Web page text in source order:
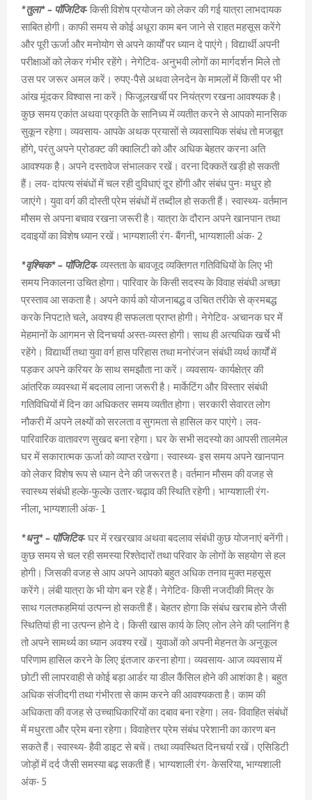
*तुला* – पॉजिटिव-किसी विशेष प्रयोजन को लेकर की गई यात्रा लाभदायक
साबित होगी। काफी समय से कोई अधूरा काम बन जाने से राहत महसूस करेंगे
और पूरी ऊर्जा और मनोयोग से अपने कार्यों पर ध्यान दे पाएंगे। विद्यार्थी अपनी
परीक्षाओं को लेकर गंभीर रहेंगे। नेगेटिव- अनुभवी लोगों का मार्गदर्शन मिले तो
उस पर जरूर अमल करें। रुपए-पैसे अथवा लेनदेन के मामलों में किसी पर भी
आंख मूंदकर विश्वास ना करें। फिजूलखर्ची पर नियंत्रण रखना आवश्यक है।
कुछ समय एकांत अथवा प्रकृति के सानिध्य में व्यतीत करने से आपको मानसिक
सुकून रहेगा। व्यवसाय- आपके अथक प्रयासों से व्यवसायिक संबंध तो मजबूत
होंगे, परंतु अपने प्रोडक्ट की क्वालिटी को और अधिक बेहतर करना अति
आवश्यक है। अपने दस्तावेज संभालकर रखें। वरना दिक्कतें खड़ी हो सकती
हैं। लव- दांपत्य संबंधों में चल रही दुविधाएं दूर होंगी और संबंध पुनः मधुर हो
जाएंगे। युवा वर्ग की दोस्ती प्रेम संबंधों में तब्दील हो सकती हैं। स्वास्थ्य- वर्तमान
मौसम से अपना बचाव रखना जरूरी है। यात्रा के दौरान अपने खानपान तथा
दवाइयों का विशेष ध्यान रखें। भाग्यशाली रंग- बैंगनी, भाग्यशाली अंक- 2
*वृश्चिक* – पॉजिटिव-व्यस्तता के बावजूद व्यक्तिगत गतिविधियों के लिए भी
समय निकालना उचित होगा। पारिवार के किसी सदस्य के विवाह संबंधी अच्छा
प्रस्ताव आ सकता है। अपने कार्य को योजनाबद्ध व उचित तरीके से क्रमबद्ध
करके निपटाते चले, अवश्य ही सफलता प्राप्त होगी। नेगेटिव- अचानक घर में
मेहमानों के आगमन से दिनचर्या अस्त-व्यस्त होगी। साथ ही अत्यधिक खर्चे भी
रहेंगे। विद्यार्थी तथा युवा वर्ग हास परिहास तथा मनोरंजन संबंधी व्यर्थ कार्यों में
पड़कर अपने करियर के साथ समझौता ना करें। व्यवसाय- कार्यक्षेत्र की
आंतरिक व्यवस्था में बदलाव लाना जरूरी है। मार्केटिंग और विस्तार संबंधी
गतिविधियों में दिन का अधिकतर समय व्यतीत होगा। सरकारी सेवारत लोग
नौकरी में अपने लक्ष्यों को सरलता व सुगमता से हासिल कर पाएंगे। लव-
पारिवारिक वातावरण सुखद बना रहेगा। घर के सभी सदस्यो का आपसी तालमेल
घर में सकारात्मक ऊर्जा को व्याप्त रखेगा। स्वास्थ्य- इस समय अपने खानपान
को लेकर विशेष रूप से ध्यान देने की जरूरत है। वर्तमान मौसम की वजह से
स्वास्थ्य संबंधी हल्के-फुल्के उतार-चढ़ाव की स्थिति रहेगी। भाग्यशाली रंग-
नीला, भाग्यशाली अंक- 1
*धनु* – पॉजिटिव-घर में रखरखाव अथवा बदलाव संबंधी कुछ योजनाएं बनेंगी।
कुछ समय से चल रही समस्या रिश्तेदारों तथा परिवार के लोगों के सहयोग से हल
होगी। जिसकी वजह से आप अपने आपको बहुत अधिक तनाव मुक्त महसूस
करेंगे। लंबी यात्रा के भी योग बन रहे हैं। नेगेटिव- किसी नजदीकी मित्र के
साथ गलतफहमियां उत्पन्न हो सकती हैं। बेहतर होगा कि संबंध खराब होने जैसी
स्थितियां ही ना उत्पन्न होने दे। किसी खास कार्य के लिए लोन लेने की प्लानिंग है
तो अपने सामर्थ्य का ध्यान अवश्य रखें। युवाओं को अपनी मेहनत के अनुकूल
परिणाम हासिल करने के लिए इंतजार करना होगा। व्यवसाय- आज व्यवसाय में
छोटी सी लापरवाही से कोई बड़ा आर्डर या डील कैंसिल होने की आशंका है। बहुत
अधिक संजीदगी तथा गंभीरता से काम करने की आवश्यकता है। काम की
अधिकता की वजह से उच्चाधिकारियों का दबाव बना रहेगा। लव- विवाहित संबंधों
में मधुरता और प्रेम बना रहेगा। विवाहेत्तर प्रेम संबंध परेशानी का कारण बन
सकते हैं। स्वास्थ्य- हैवी डाइट से बचें। तथा व्यवस्थित दिनचर्या रखें। एसिडिटी
जोड़ों में दर्द जैसी समस्या बढ़ सकती हैं। भाग्यशाली रंग- केसरिया, भाग्यशाली
अंक- 5